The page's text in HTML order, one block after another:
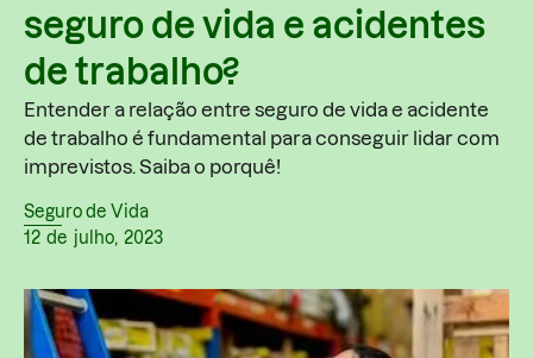
seguro de vida e acidentes
de trabalho?
Entender a relação entre seguro de vida e acidente
de trabalho é fundamental para conseguir lidar com
imprevistos. Saiba o porquê!
Seguro de Vida
12 de julho, 2023